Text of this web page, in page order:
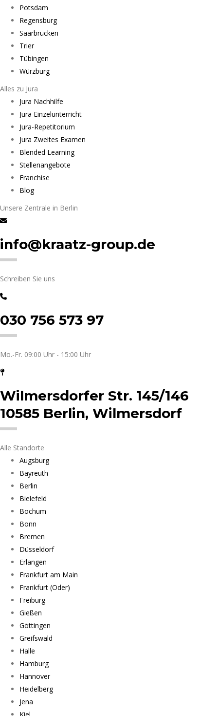
Potsdam
Regensburg
Saarbrücken
Trier
Tübingen
Würzburg
Alles zu Jura
Jura Nachhilfe
Jura Einzelunterricht
Jura-Repetitorium
Jura Zweites Examen
Blended Learning
Stellenangebote
Franchise
Blog
Unsere Zentrale in Berlin
info@kraatz-group.de
Schreiben Sie uns
030 756 573 97
Mo.-Fr. 09:00 Uhr - 15:00 Uhr
Wilmersdorfer Str. 145/146
10585 Berlin, Wilmersdorf
Alle Standorte
Augsburg
Bayreuth
Berlin
Bielefeld
Bochum
Bonn
Bremen
Düsseldorf
Erlangen
Frankfurt am Main
Frankfurt (Oder)
Freiburg
Gießen
Göttingen
Greifswald
Halle
Hamburg
Hannover
Heidelberg
Jena